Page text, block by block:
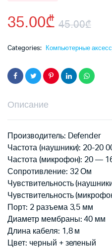
45.00₾
35.00₾
Categories: Компьютерные
Описание
Производитель: Defender
Частота (наушники): 20-20
Частота (микрофон): 20 —
Сопротивление: 32 Ом
Чувствительность
Чувствительность
Порт: 2 разъема 3,5 мм
Диаметр мембраны: 40 мм
Длина кабеля: 1,8 м
Цвет: черный + зеленый